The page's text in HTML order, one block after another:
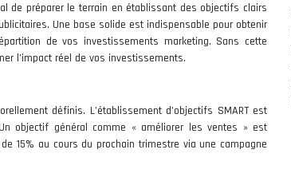
de préparer le terrain en établissant des objectifs clairs
Une base solide est indispensable pour obtenir
de vos investissements marketing. Sans cette
l’impact réel de vos investissements.
définis. L’établissement d’objectifs SMART est
objectif général comme « améliorer les ventes » est
15% au cours du prochain trimestre via une campagne